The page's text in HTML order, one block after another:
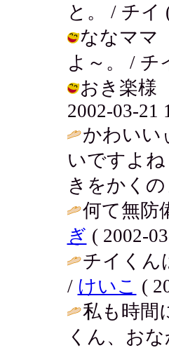
と。 / チイ
ななママ
よ～。 / チ
おき楽様
2002-03-21
かわいい
いですよ
きをかくの
何て無防
ぎ ( 2002-
チイくん
/ けいこ (
私も時間
くん、お